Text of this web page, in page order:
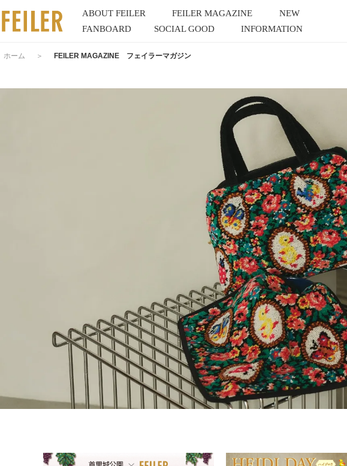
ABOUT FEILER FEILER MAGAZINE
NEW
FANBOARD
SOCIAL GOOD INFORMATION
ホーム ＞ FEILER MAGAZINE フェイラーマガジン